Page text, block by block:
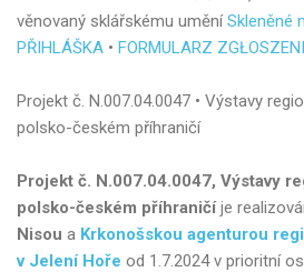
věnovaný sklářskému uměníSkleněné
PŘIHLÁŠKA • FORMULARZ
Projekt č. N.007.04.0047 • Výstavy
polsko-českém příhraničí
Projekt č. N.007.04.0047, Výstavy
polsko-českém příhraničíje
Nisou a Krkonošskou agenturou
v Jelení Hoře od 1.7.2024 v prioritní